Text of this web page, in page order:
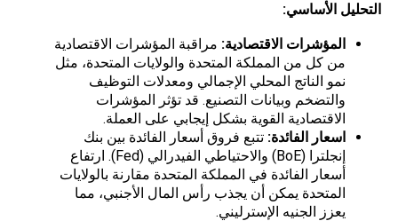
التحليل الأساسي:
المؤشرات الاقتصادية: مراقبة المؤشرات الاقتصادية
من كل من المملكة المتحدة والولايات المتحدة، مثل
نمو الناتج المحلي الإجمالي ومعدلات التوظيف
والتضخم وبيانات التصنيع. قد تؤثر المؤشرات
الاقتصادية القوية بشكل إيجابي على العملة.
اسعار الفائدة: تتبع فروق أسعار الفائدة بين بنك
إنجلترا (BoE) والاحتياطي الفيدرالي (Fed). ارتفاع
أسعار الفائدة في المملكة المتحدة مقارنة بالولايات
المتحدة يمكن أن يجذب رأس المال الأجنبي، مما
يعزز الجنيه الإسترليني.